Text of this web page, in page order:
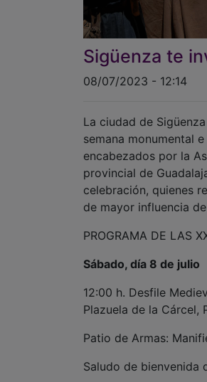
Sigüenza te
08/07/2023 - 12:14
La ciudad de
semana monumental
encabezados por la
provincial de
celebración, quienes
de mayor influencia
PROGRAMA DE LAS
Sábado, día 8 de julio
12:00 h. Desfile
Plazuela de la
Patio de Armas:
Saludo de bienvenida